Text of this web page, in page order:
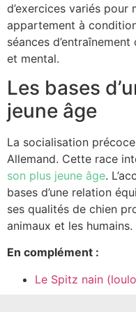
d’exercices variés pour
appartement à
séances
et mental.
Les bases
jeune âge
La socialisation
Allemand. Cette race
son plus jeune âge.
bases d’une relation
ses qualités de chien
animaux et les humains.
En complément :
Le Spitz nain